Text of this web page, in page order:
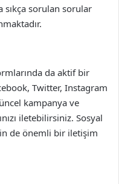
sıkça sorulan sorular
da aktif bir
Twitter, Instagram
kampanya ve
iletebilirsiniz. Sosyal
de önemli bir iletişim